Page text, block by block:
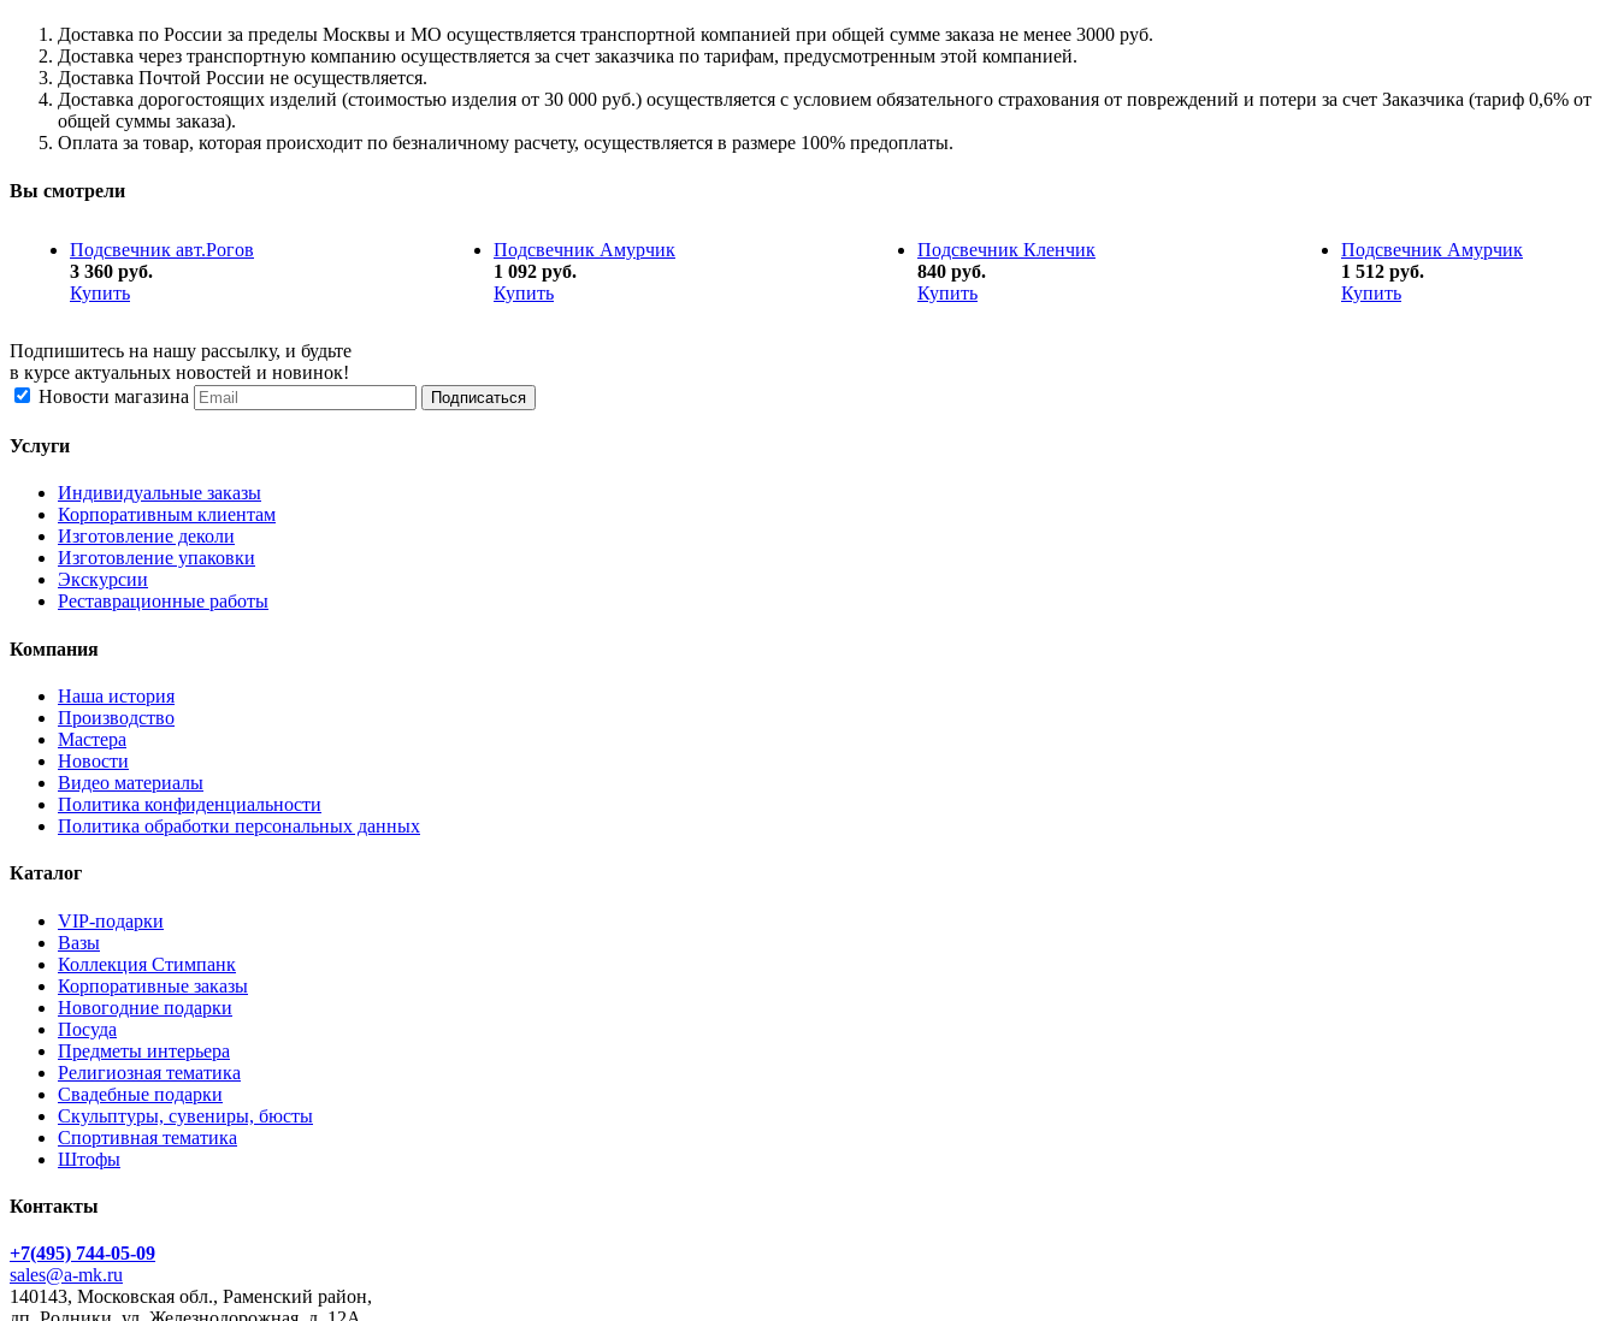
Доставка по России за пределы Москвы и МО осуществляется транспортной компанией при общей сумме заказа не менее 3000 руб.
Доставка через транспортную компанию осуществляется за счет заказчика по тарифам, предусмотренным этой компанией.
Доставка Почтой России не осуществляется.
Доставка дорогостоящих изделий (стоимостью изделия от 30 000 руб.) осуществляется с условием обязательного страхования от повреждений и потери за счет Заказчика (тариф 0,6% от
общей суммы заказа).
Оплата за товар, которая происходит по безналичному расчету, осуществляется в размере 100% предоплаты.
Вы смотрели
Подсвечник авт.Рогов
3 360 руб.
Купить
Подсвечник Амурчик
1 092 руб.
Купить
Подсвечник Кленчик
840 руб.
Купить
Подсвечник Амурчик
1 512 руб.
Купить
Подпишитесь на нашу рассылку, и будьте
в курсе актуальных новостей и новинок!
Новости магазина
Услуги
Индивидуальные заказы
Корпоративным клиентам
Изготовление деколи
Изготовление упаковки
Экскурсии
Реставрационные работы
Компания
Наша история
Производство
Мастера
Новости
Видео материалы
Политика конфиденциальности
Политика обработки персональных данных
Каталог
VIP-подарки
Вазы
Коллекция Стимпанк
Корпоративные заказы
Новогодние подарки
Посуда
Предметы интерьера
Религиозная тематика
Свадебные подарки
Скульптуры, сувениры, бюсты
Спортивная тематика
Штофы
Контакты
+7(495) 744-05-09
sales@a-mk.ru
140143, Московская обл., Раменский район,